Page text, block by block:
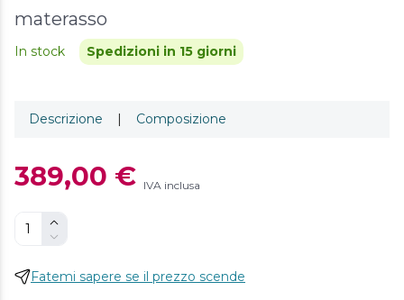
materasso
In stock Spedizioni in 15 giorni
Descrizione | Composizione
389,00 € IVA inclusa
Fatemi sapere se il prezzo scende